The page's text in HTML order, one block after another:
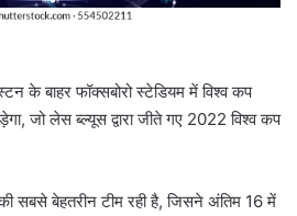
के बाहर फॉक्सबोरो स्टेडियम में विश्व कप
जो लेस ब्ल्यूस द्वारा जीते गए 2022 विश्व कप
सबसे बेहतरीन टीम रही है, जिसने अंतिम 16 में